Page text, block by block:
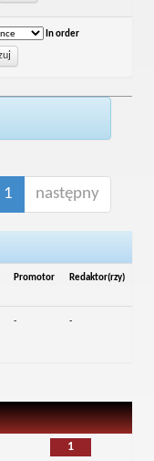
In order
1 następny
Promotor Redaktor(rzy)
- -
1